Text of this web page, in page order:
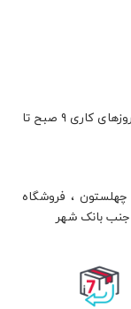
پشتیبانی خرید : ۰۳۱۹۱۰۹۳۱۰۱ (ساعت پاسخگویی روزهای کاری ۹ صبح تا
، فروشگاه
بانک شهر